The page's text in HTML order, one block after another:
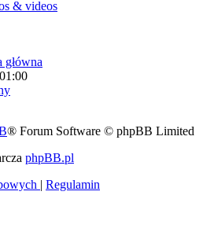
& videos
główna
® Forum Software © phpBB Limited
phpBB.pl
| Regulamin